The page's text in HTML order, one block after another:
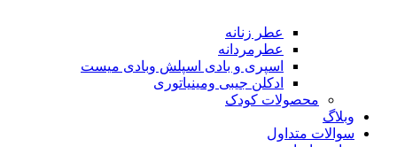
عطر زنانه
عطرمردانه
اسپری و بادی اسپلش وبادی میست
ادکلن جیبی ومینیاتوری
محصولات کودک
وبلاگ
سوالات متداول